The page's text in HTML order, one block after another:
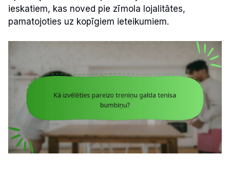
ieskatiem, kas noved pie zīmola lojalitātes,
pamatojoties uz kopīgiem ieteikumiem.